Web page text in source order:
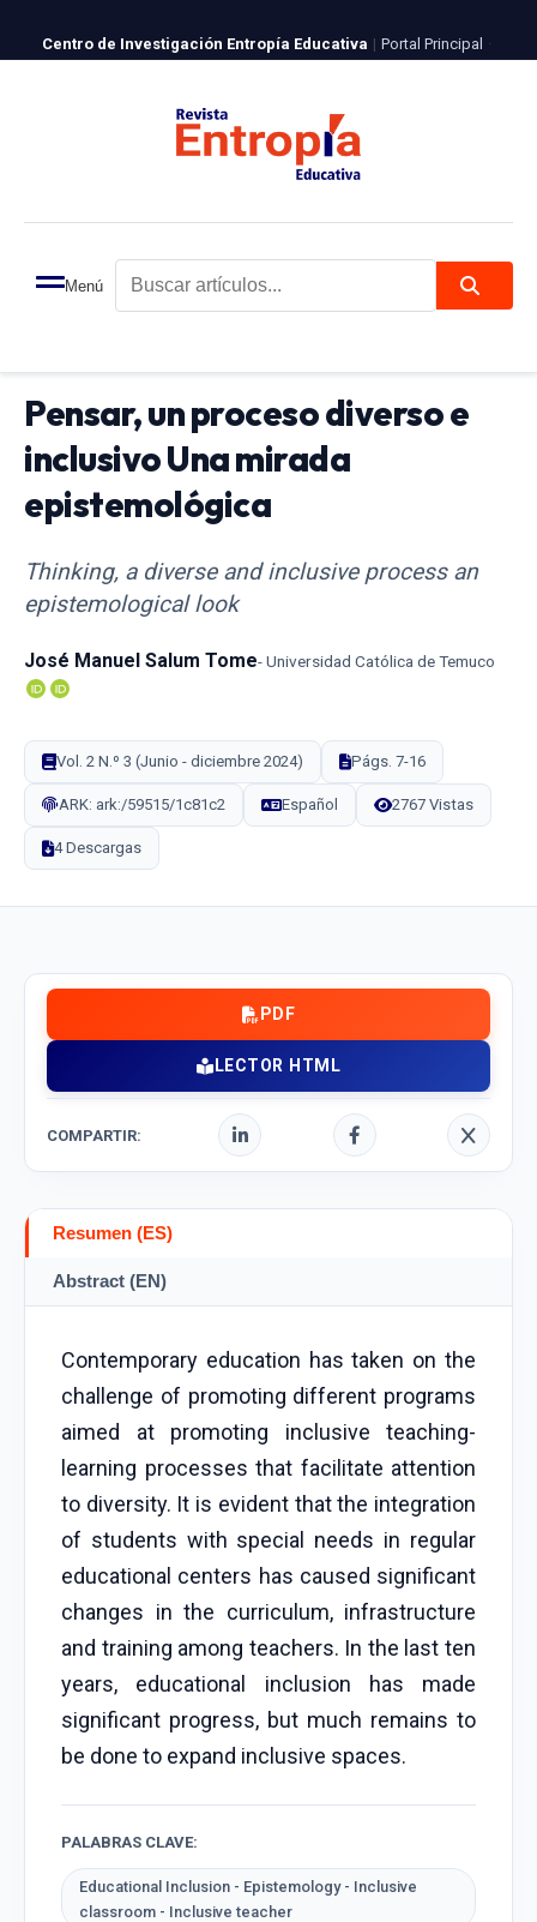
Centro de Investigación Entropía Educativa | Portal Principal ·
Registro
Menú
Pensar, un proceso diverso e
inclusivo Una mirada
epistemológica
Thinking, a diverse and inclusive process an
epistemological look
José Manuel Salum Tome Universidad Católica de Temuco
Vol. 2 N.º 3 (Junio - diciembre 2024) Págs. 7-16
ARK: ark:/59515/1c81c2 Español 2767 Vistas
4 Descargas
PDF
LECTOR HTML
COMPARTIR:
Resumen (ES)
Abstract (EN)
Contemporary education has taken on the
challenge of promoting different programs
aimed at promoting inclusive teaching-
learning processes that facilitate attention
to diversity. It is evident that the integration
of students with special needs in regular
educational centers has caused significant
changes in the curriculum, infrastructure
and training among teachers. In the last ten
years, educational inclusion has made
significant progress, but much remains to
be done to expand inclusive spaces.
PALABRAS CLAVE:
Educational Inclusion - Epistemology - Inclusive
classroom - Inclusive teacher